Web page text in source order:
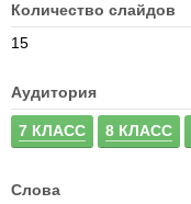
Количество слайдов
15
Аудитория
7 КЛАСС 8 КЛАСС
Слова